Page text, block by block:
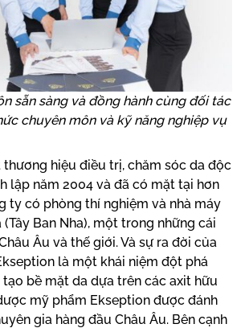
sẵn sàng và đồng hành cùng đối tác
chuyên môn và kỹ năng nghiệp vụ
hiệu điều trị, chăm sóc da độc
lập năm 2004 và đã có mặt tại hơn
ty có phòng thí nghiệm và nhà máy
Ban Nha), một trong những cái
Âu và thế giới. Và sự ra đời của
là một khái niệm đột phá
bề mặt da dựa trên các axit hữu
mỹ phẩm Ekseption được đánh
gia hàng đầu Châu Âu. Bên cạnh